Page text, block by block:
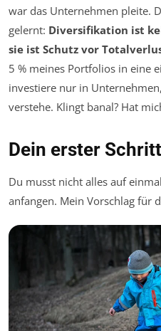
war das Unternehmen pleite.
gelernt: Diversifikation ist
sie ist Schutz vor
5 % meines Portfolios in eine
investiere nur in
verstehe. Klingt banal? Hat
Dein erster
Du musst nicht alles auf
anfangen. Mein Vorschlag für